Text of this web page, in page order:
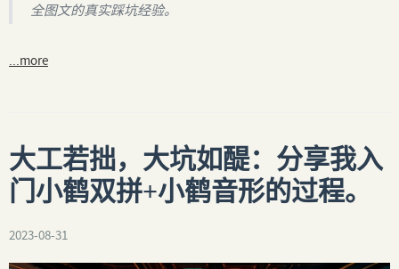
全图文的真实踩坑经验。
...more
大工若拙，大坑如醍：分享我入
门小鹤双拼+小鹤音形的过程。
2023-08-31